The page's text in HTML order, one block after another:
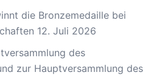
die Bronzemedaille bei
12. Juli 2026
des
zur Hauptversammlung des